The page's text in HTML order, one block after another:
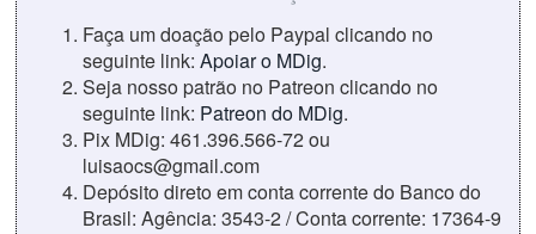
Faça um doação pelo Paypal clicando no
seguinte link: Apoiar o MDig.
Seja nosso patrão no Patreon clicando no
seguinte link: Patreon do MDig.
Pix MDig: 461.396.566-72 ou
luisaocs@gmail.com
Depósito direto em conta corrente do Banco do
Brasil: Agência: 3543-2 / Conta corrente: 17364-9